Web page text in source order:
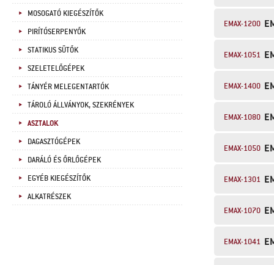
MOSOGATÓ KIEGÉSZÍTŐK
PIRÍTÓSERPENYŐK
STATIKUS SÜTŐK
SZELETELŐGÉPEK
TÁNYÉR MELEGENTARTÓK
TÁROLÓ ÁLLVÁNYOK, SZEKRÉNYEK
ASZTALOK
DAGASZTÓGÉPEK
DARÁLÓ ÉS ŐRLŐGÉPEK
EGYÉB KIEGÉSZÍTŐK
ALKATRÉSZEK
EMAX-1200
EMAX-1051
EMAX-1400
EMAX-1080
EMAX-1050
EMAX-1301
EMAX-1070
EMAX-1041